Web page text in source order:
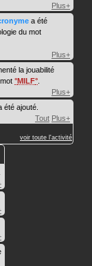
Plus+
a été
du mot
Plus+
la jouabilité
MILF
Plus+
été ajouté.
Tout Plus+
voir toute l'activité